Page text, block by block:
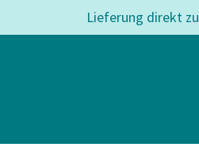
Lieferung direkt